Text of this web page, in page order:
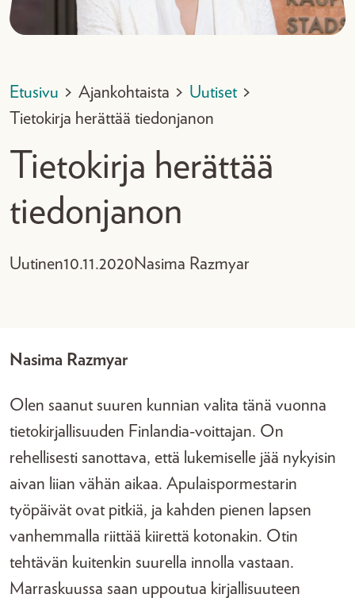
Etusivu > Ajankohtaista > Uutiset >
Tietokirja herättää tiedonjanon
Tietokirja herättää
tiedonjanon
Uutinen10.11.2020Nasima Razmyar
Nasima Razmyar
Olen saanut suuren kunnian valita tänä vuonna
tietokirjallisuuden Finlandia-voittajan. On
rehellisesti sanottava, että lukemiselle jää nykyisin
aivan liian vähän aikaa. Apulaispormestarin
työpäivät ovat pitkiä, ja kahden pienen lapsen
vanhemmalla riittää kiirettä kotonakin. Otin
tehtävän kuitenkin suurella innolla vastaan.
Marraskuussa saan uppoutua kirjallisuuteen